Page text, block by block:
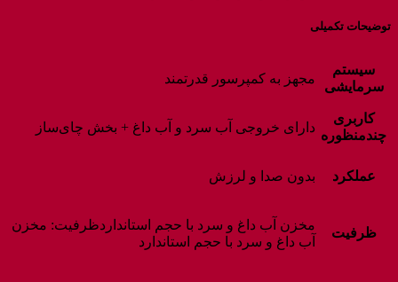
توضیحات تکمیلی
سیستم
سرمایشی
مجهز به کمپرسور قدرتمند
کاربری
چندمنظوره
دارای خروجی آب سرد و آب داغ + بخش چای‌ساز
عملکرد بدون صدا و لرزش
ظرفیت
مخزن آب داغ و سرد با حجم استانداردظرفیت: مخزن
آب داغ و سرد با حجم استاندارد